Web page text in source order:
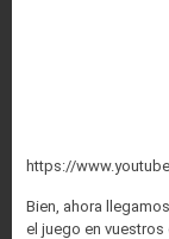
https://
Bien, ahora
el juego en